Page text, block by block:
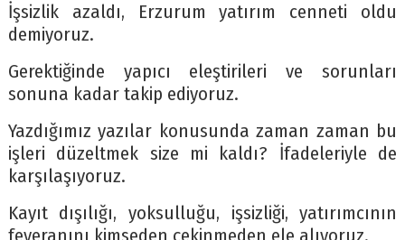
İşsizlik azaldı, Erzurum yatırım cenneti oldu
demiyoruz.
Gerektiğinde yapıcı eleştirileri ve sorunları
sonuna kadar takip ediyoruz.
Yazdığımız yazılar konusunda zaman zaman bu
işleri düzeltmek size mi kaldı? İfadeleriyle de
karşılaşıyoruz.
Kayıt dışılığı, yoksulluğu, işsizliği, yatırımcının